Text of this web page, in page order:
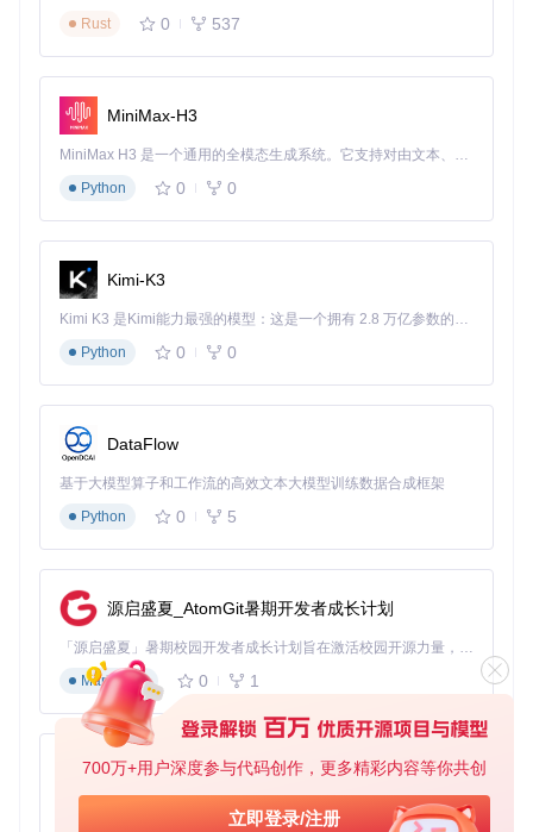
700万+用户深度参与代码创作，更多精彩内容等你共创
立即登录/注册
灵活输出格式：如何让机器和人都能轻松解读结果？
vswhere提供多种输出格式，满足不同场景需求：
JSON格式输出
例：
:: -format json指定输出格式
:: -pretty使输出更易读
XML格式输出
适用场景：需要导入到配置管理系统时 操作示
vswhere -all -format xml > vsinstances.xml
:: 解释：-all获取所有Visual Studio实例
:: 重定向输出到XML文件
自定义属性输出适用场景：只需要特定信息时 操作示例：
vswhere -latest -property
:: 解释：只输出指定的属性，用逗号分隔
场景应用：vswhere如何融入实际开发工作流？
构建自动化：如何在CI/CD管道中集成vswhere？
在持续集成环境中，vswhere可以帮助自动配置构建环境，确
保每次构建使用正确的工具版本。
Rust
0 537
MiniMax-H3
MiniMax H3 是一个通用的全模态生成系统。它支持对由文本、图像、视频和音频组成的多模态上下文进行统一理解，并能生成分辨率高达 2K、时长可达 15 秒的带原生立体声音频的视频。得益于面向任务泛化的系统设计，H3 在预训练阶段就已具备广泛的多模态上下文理解与生成能力，能够出色地执行复杂的多模态指令。
Python
0 0
Kimi-K3
Kimi K3 是Kimi能力最强的模型：这是一个拥有 2.8 万亿参数的混合专家（MoE）模型，具备原生视觉理解能力，并支持 100 万 token 的上下文窗口。
Python
0 0
DataFlow
基于大模型算子和工作流的高效文本大模型训练数据合成框架
Python
0 5
源启盛夏_AtomGit暑期开发者成长计划
「源启盛夏」暑期校园开发者成长计划旨在激活校园开源力量，通过积分激励、认证扶持、资源倾斜等形式，引导高校组织和开发者完成「入驻 — 建项目 — 做贡献 — 获认证 — 得资源」的完整闭环。无论你是想带领社团入驻平台的组织者，还是希望用代码贡献证明自己的开发者，都能在这里找到属于你的成长路径。
Markdown
0 1
py-xiaozhi
基于Python的Xiaozhi AI，适用于想要完整Xiaozhi体验而无需拥有专用硬件的用户。